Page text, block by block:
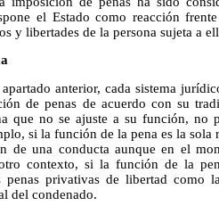
el Estado como reacción
y libertades de la persona sujeta a
anterior, cada sistema
de penas de acuerdo con su
que no se ajuste a su función, no
si la función de la pena es la
de una conducta aunque en el
contexto, si la función de la
penas privativas de libertad como
del condenado.